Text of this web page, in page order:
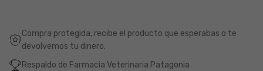
Compra protegida, recibe el producto que esperabas o te
devolvemos tu dinero.
Respaldo de Farmacia Veterinaria Patagonia